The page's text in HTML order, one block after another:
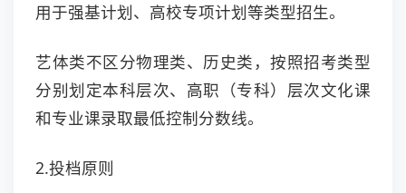
用于强基计划、高校专项计划等类型招生。
艺体类不区分物理类、历史类，按照招考类型
分别划定本科层次、高职（专科）层次文化课
和专业课录取最低控制分数线。
2.投档原则